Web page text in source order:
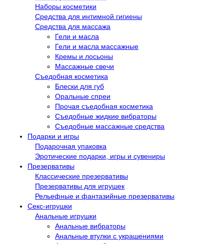
Наборы косметики
Средства для интимной гигиены
Средства для массажа
Гели и масла
Гели и масла массажные
Кремы и лосьоны
Массажные свечи
Съедобная косметика
Блески для губ
Оральные спреи
Прочая съедобная косметика
Съедобные жидкие вибраторы
Съедобные массажные средства
Подарки и игры
Подарочная упаковка
Эротические подарки, игры и сувениры
Презервативы
Классические презервативы
Презервативы для игрушек
Рельефные и фантазийные презервативы
Секс-игрушки
Анальные игрушки
Анальные вибраторы
Анальные втулки с украшениями